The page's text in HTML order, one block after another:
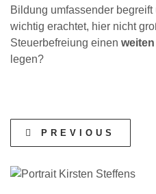
Bildung umfassender
wichtig erachtet, hier nicht
Steuerbefreiung einen
legen?
PREVIOUS